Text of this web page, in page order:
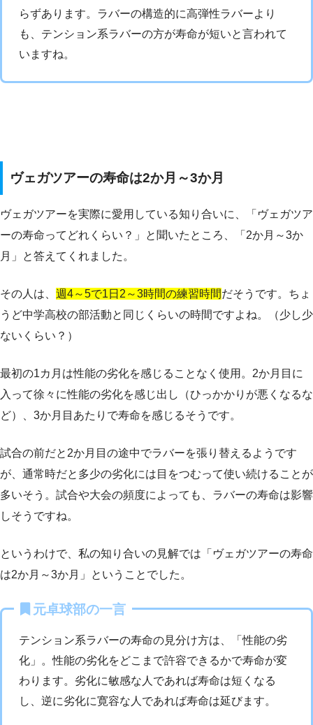
らずあります。ラバーの構造的に高弾性ラバーより
も、テンション系ラバーの方が寿命が短いと言われて
いますね。
ヴェガツアーの寿命は2か月～3か月
ヴェガツアーを実際に愛用している知り合いに、「ヴェガツア
ーの寿命ってどれくらい？」と聞いたところ、「2か月～3か
月」と答えてくれました。
その人は、 週4～5で1日2～3時間の練習時間だそうです。ちょ
うど中学高校の部活動と同じくらいの時間ですよね。（少し少
ないくらい？）
最初の1カ月は性能の劣化を感じることなく使用。2か月目に
入って徐々に性能の劣化を感じ出し（ひっかかりが悪くなるな
ど）、3か月目あたりで寿命を感じるそうです。
試合の前だと2か月目の途中でラバーを張り替えるようです
が、通常時だと多少の劣化には目をつむって使い続けることが
多いそう。試合や大会の頻度によっても、ラバーの寿命は影響
しそうですね。
というわけで、私の知り合いの見解では「ヴェガツアーの寿命
は2か月～3か月」ということでした。
元卓球部の一言
テンション系ラバーの寿命の見分け方は、「性能の劣
化」。性能の劣化をどこまで許容できるかで寿命が変
わります。劣化に敏感な人であれば寿命は短くなる
し、逆に劣化に寛容な人であれば寿命は延びます。